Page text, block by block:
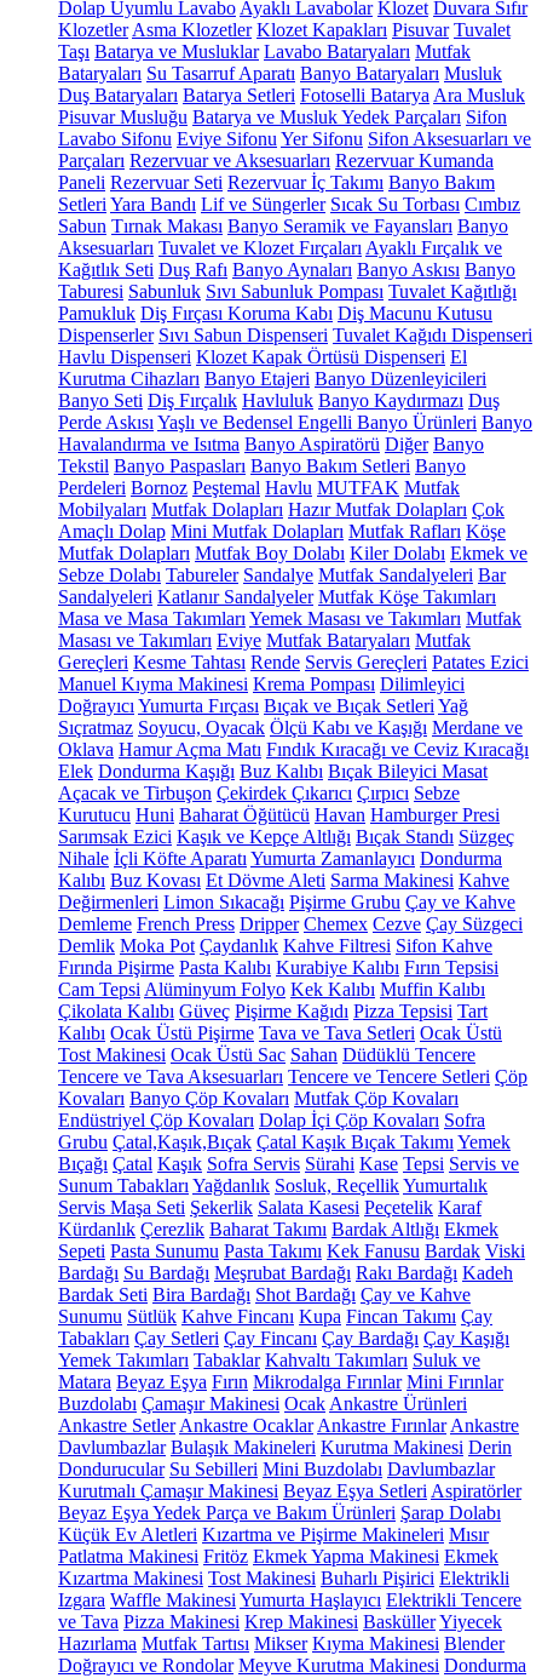
Dolap Uyumlu Lavabo Ayaklı Lavabolar Klozet Duvara Sıfır
Klozetler Asma Klozetler Klozet Kapakları Pisuvar Tuvalet
Taşı Batarya ve Musluklar Lavabo Bataryaları Mutfak
Bataryaları Su Tasarruf Aparatı Banyo Bataryaları Musluk
Duş Bataryaları Batarya Setleri Fotoselli Batarya Ara Musluk
Pisuvar Musluğu Batarya ve Musluk Yedek Parçaları Sifon
Lavabo Sifonu Eviye Sifonu Yer Sifonu Sifon Aksesuarları ve
Parçaları Rezervuar ve Aksesuarları Rezervuar Kumanda
Paneli Rezervuar Seti Rezervuar İç Takımı Banyo Bakım
Setleri Yara Bandı Lif ve Süngerler Sıcak Su Torbası Cımbız
Sabun Tırnak Makası Banyo Seramik ve Fayansları Banyo
Aksesuarları Tuvalet ve Klozet Fırçaları Ayaklı Fırçalık ve
Kağıtlık Seti Duş Rafı Banyo Aynaları Banyo Askısı Banyo
Taburesi Sabunluk Sıvı Sabunluk Pompası Tuvalet Kağıtlığı
Pamukluk Diş Fırçası Koruma Kabı Diş Macunu Kutusu
Dispenserler Sıvı Sabun Dispenseri Tuvalet Kağıdı Dispenseri
Havlu Dispenseri Klozet Kapak Örtüsü Dispenseri El
Kurutma Cihazları Banyo Etajeri Banyo Düzenleyicileri
Banyo Seti Diş Fırçalık Havluluk Banyo Kaydırmazı Duş
Perde Askısı Yaşlı ve Bedensel Engelli Banyo Ürünleri Banyo
Havalandırma ve Isıtma Banyo Aspiratörü Diğer Banyo
Tekstil Banyo Paspasları Banyo Bakım Setleri Banyo
Perdeleri Bornoz Peştemal Havlu MUTFAK Mutfak
Mobilyaları Mutfak Dolapları Hazır Mutfak Dolapları Çok
Amaçlı Dolap Mini Mutfak Dolapları Mutfak Rafları Köşe
Mutfak Dolapları Mutfak Boy Dolabı Kiler Dolabı Ekmek ve
Sebze Dolabı Tabureler Sandalye Mutfak Sandalyeleri Bar
Sandalyeleri Katlanır Sandalyeler Mutfak Köşe Takımları
Masa ve Masa Takımları Yemek Masası ve Takımları Mutfak
Masası ve Takımları Eviye Mutfak Bataryaları Mutfak
Gereçleri Kesme Tahtası Rende Servis Gereçleri Patates Ezici
Manuel Kıyma Makinesi Krema Pompası Dilimleyici
Doğrayıcı Yumurta Fırçası Bıçak ve Bıçak Setleri Yağ
Sıçratmaz Soyucu, Oyacak Ölçü Kabı ve Kaşığı Merdane ve
Oklava Hamur Açma Matı Fındık Kıracağı ve Ceviz Kıracağı
Elek Dondurma Kaşığı Buz Kalıbı Bıçak Bileyici Masat
Açacak ve Tirbuşon Çekirdek Çıkarıcı Çırpıcı Sebze
Kurutucu Huni Baharat Öğütücü Havan Hamburger Presi
Sarımsak Ezici Kaşık ve Kepçe Altlığı Bıçak Standı Süzgeç
Nihale İçli Köfte Aparatı Yumurta Zamanlayıcı Dondurma
Kalıbı Buz Kovası Et Dövme Aleti Sarma Makinesi Kahve
Değirmenleri Limon Sıkacağı Pişirme Grubu Çay ve Kahve
Demleme French Press Dripper Chemex Cezve Çay Süzgeci
Demlik Moka Pot Çaydanlık Kahve Filtresi Sifon Kahve
Fırında Pişirme Pasta Kalıbı Kurabiye Kalıbı Fırın Tepsisi
Cam Tepsi Alüminyum Folyo Kek Kalıbı Muffin Kalıbı
Çikolata Kalıbı Güveç Pişirme Kağıdı Pizza Tepsisi Tart
Kalıbı Ocak Üstü Pişirme Tava ve Tava Setleri Ocak Üstü
Tost Makinesi Ocak Üstü Sac Sahan Düdüklü Tencere
Tencere ve Tava Aksesuarları Tencere ve Tencere Setleri Çöp
Kovaları Banyo Çöp Kovaları Mutfak Çöp Kovaları
Endüstriyel Çöp Kovaları Dolap İçi Çöp Kovaları Sofra
Grubu Çatal,Kaşık,Bıçak Çatal Kaşık Bıçak Takımı Yemek
Bıçağı Çatal Kaşık Sofra Servis Sürahi Kase Tepsi Servis ve
Sunum Tabakları Yağdanlık Sosluk, ReçellikYumurtalık
Servis Maşa Seti Şekerlik Salata Kasesi Peçetelik Karaf
Kürdanlık Çerezlik Baharat Takımı Bardak Altlığı Ekmek
Sepeti Pasta Sunumu Pasta Takımı Kek Fanusu Bardak Viski
Bardağı Su Bardağı Meşrubat Bardağı Rakı Bardağı Kadeh
Bardak Seti Bira Bardağı Shot Bardağı Çay ve Kahve
Sunumu Sütlük Kahve Fincanı Kupa Fincan Takımı Çay
Tabakları Çay Setleri Çay Fincanı Çay Bardağı Çay Kaşığı
Yemek Takımları Tabaklar Kahvaltı Takımları Suluk ve
Matara Beyaz Eşya Fırın Mikrodalga Fırınlar Mini Fırınlar
Buzdolabı Çamaşır Makinesi Ocak Ankastre Ürünleri
Ankastre Setler Ankastre Ocaklar Ankastre Fırınlar Ankastre
Davlumbazlar Bulaşık Makineleri Kurutma Makinesi Derin
Dondurucular Su Sebilleri Mini Buzdolabı Davlumbazlar
Kurutmalı Çamaşır Makinesi Beyaz Eşya Setleri Aspiratörler
Beyaz Eşya Yedek Parça ve Bakım Ürünleri Şarap Dolabı
Küçük Ev Aletleri Kızartma ve Pişirme Makineleri Mısır
Patlatma Makinesi Fritöz Ekmek Yapma Makinesi Ekmek
Kızartma Makinesi Tost Makinesi Buharlı Pişirici Elektrikli
Izgara Waffle Makinesi Yumurta Haşlayıcı Elektrikli Tencere
ve Tava Pizza Makinesi Krep Makinesi BasküllerYiyecek
Hazırlama Mutfak Tartısı Mikser Kıyma Makinesi Blender
Doğrayıcı ve Rondolar Meyve Kurutma Makinesi Dondurma